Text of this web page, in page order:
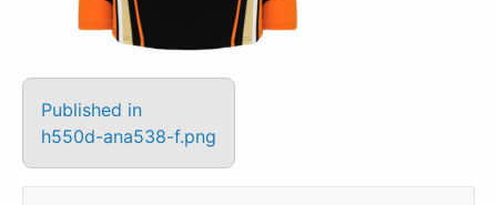
Published in
h550d-ana538-f.png